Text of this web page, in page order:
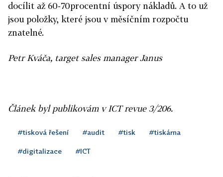
docílit až 60-70procentní úspory nákladů. A to už
jsou položky, které jsou v měsíčním rozpočtu
znatelné.
Petr Kváča, target sales manager Janus
Článek byl publikovám v ICT revue 3/206.
#tisková řešení #audit #tisk #tiskárna
#digitalizace #ICT